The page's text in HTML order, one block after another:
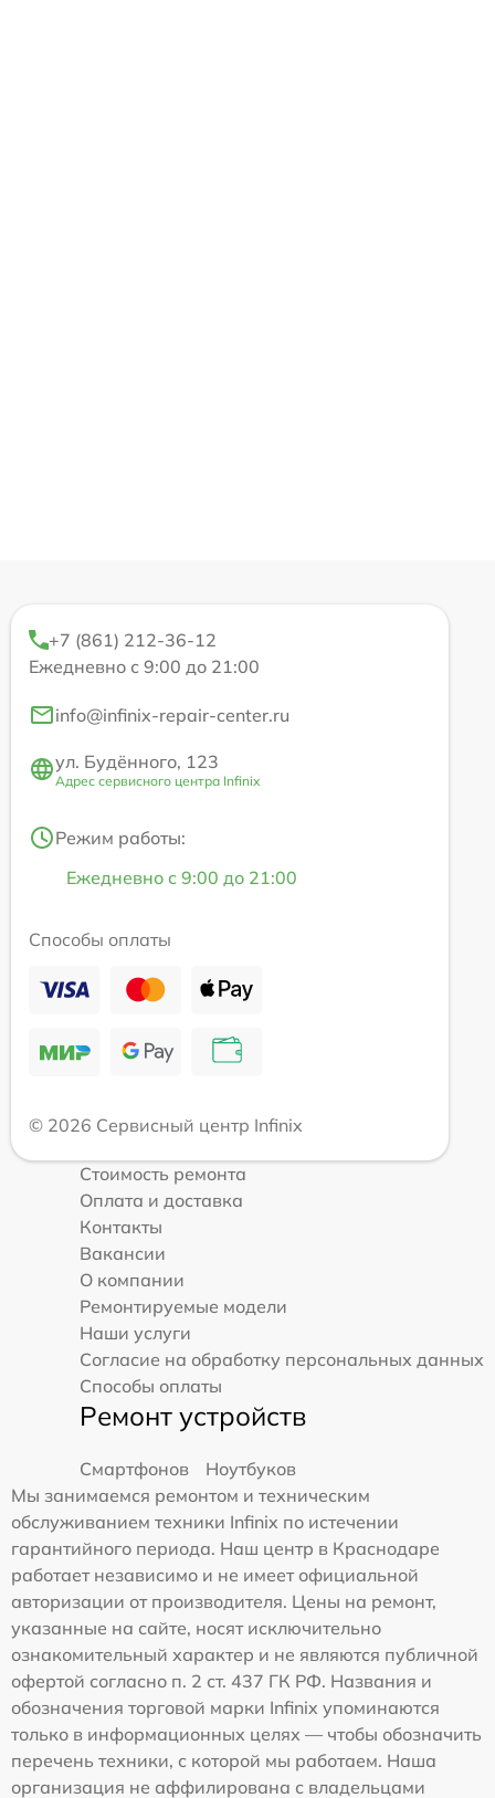
+7 (861) 212-36-12
Ежедневно с 9:00 до 21:00
info@infinix-repair-center.ru
ул. Будённого, 123
Адрес сервисного центра Infinix
Режим работы:
Ежедневно с 9:00 до 21:00
Способы оплаты
© 2026 Сервисный центр Infinix
Стоимость ремонта
Оплата и доставка
Контакты
Вакансии
О компании
Ремонтируемые модели
Наши услуги
Согласие на обработку персональных данных
Способы оплаты
Ремонт устройств
Смартфонов
Ноутбуков
Мы занимаемся ремонтом и техническим
обслуживанием техники Infinix по истечении
гарантийного периода. Наш центр в Краснодаре
работает независимо и не имеет официальной
авторизации от производителя. Цены на ремонт,
указанные на сайте, носят исключительно
ознакомительный характер и не являются публичной
офертой согласно п. 2 ст. 437 ГК РФ. Названия и
обозначения торговой марки Infinix упоминаются
только в информационных целях — чтобы обозначить
перечень техники, с которой мы работаем. Наша
организация не аффилирована с владельцами